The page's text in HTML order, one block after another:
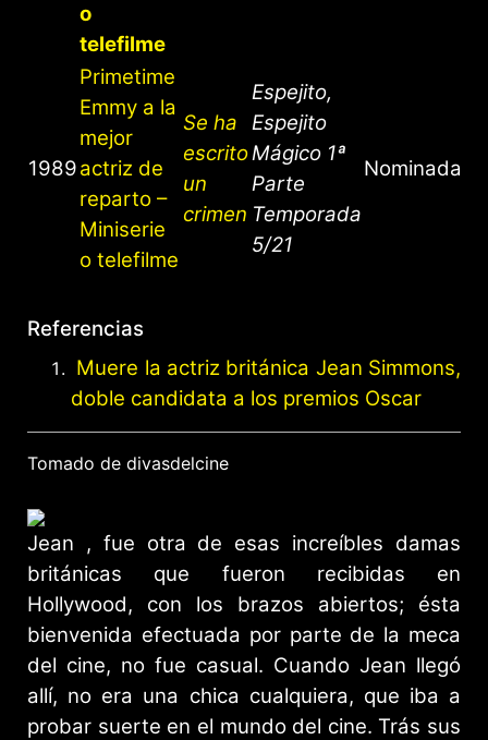
o
telefilme
1989
Primetime
Emmy a la
mejor
actriz de
reparto –
Miniserie
o telefilme
Se ha
escrito
un
crimen
Espejito,
Espejito
Mágico 1ª
Parte
Temporada
5/21
Nominada
Referencias
Muere la actriz británica Jean Simmons,
doble candidata a los premios Oscar
Tomado de divasdelcine
Jean , fue otra de esas increíbles damas
británicas que fueron recibidas en
Hollywood, con los brazos abiertos; ésta
bienvenida efectuada por parte de la meca
del cine, no fue casual. Cuando Jean llegó
allí, no era una chica cualquiera, que iba a
probar suerte en el mundo del cine. Trás sus